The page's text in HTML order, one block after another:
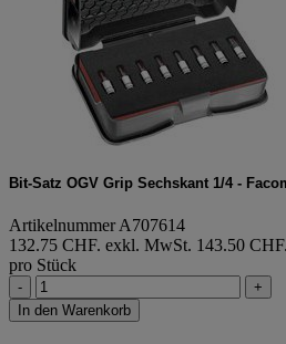
Bit-Satz OGV Grip Sechskant 1/4 -
Artikelnummer A707614
132.75 CHF. exkl. MwSt. 143.50
pro Stück
-
+
In den Warenkorb